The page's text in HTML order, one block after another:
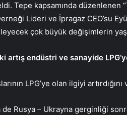
Tepe kapsamında düzenlenen
Lideri ve İpragaz CEO’su
çok büyük değişimlerin
artış endüstri ve sanayide
LPG’ye olan ilgiyi
Rusya – Ukrayna gerginliği